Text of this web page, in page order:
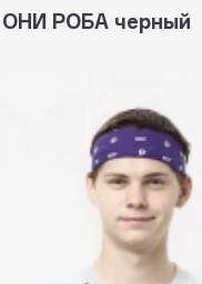
ОНИ РОБА черный